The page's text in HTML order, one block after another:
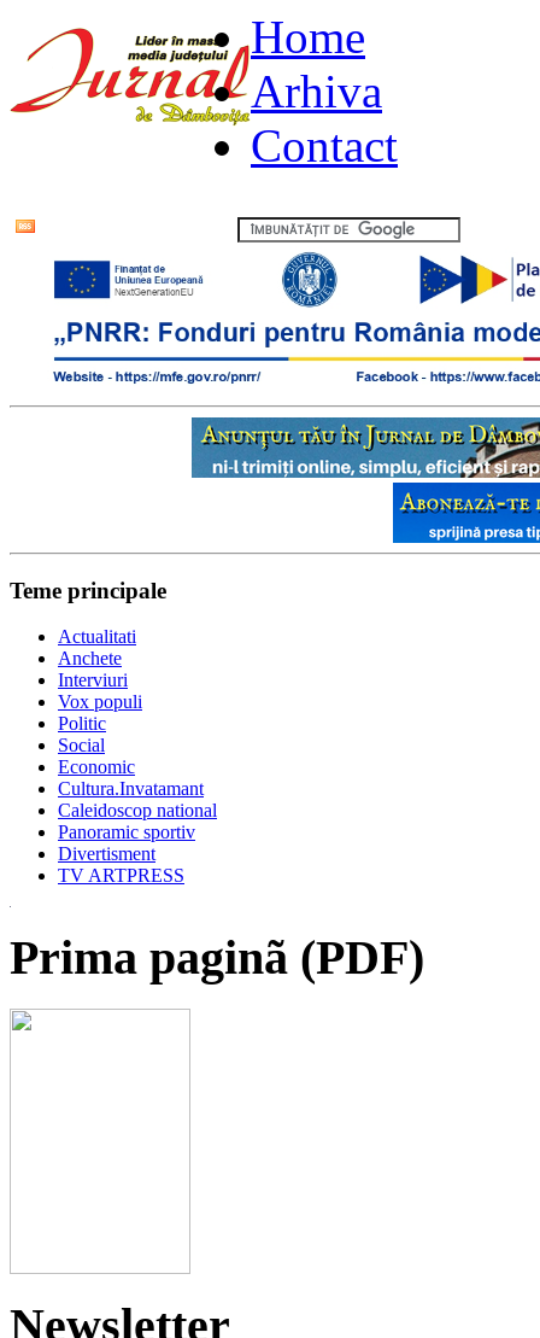
Home
Arhiva
Contact
Teme principale
Actualitati
Anchete
Interviuri
Vox populi
Politic
Social
Economic
Cultura.Invatamant
Caleidoscop national
Panoramic sportiv
Divertisment
TV ARTPRESS
Prima paginã (PDF)
Newsletter